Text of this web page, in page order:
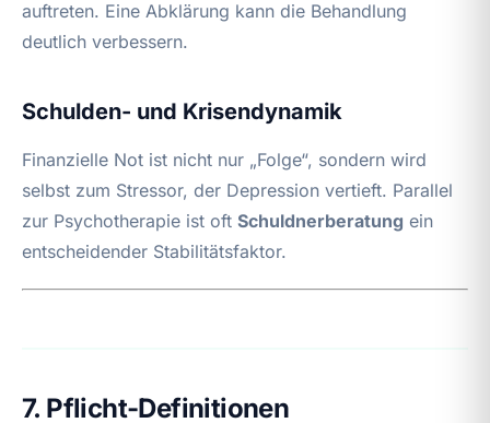
auftreten. Eine Abklärung kann die Behandlung
deutlich verbessern.
Schulden- und Krisendynamik
Finanzielle Not ist nicht nur „Folge“, sondern wird
selbst zum Stressor, der Depression vertieft. Parallel
zur Psychotherapie ist oft Schuldnerberatung ein
entscheidender Stabilitätsfaktor.
7. Pflicht-Definitionen